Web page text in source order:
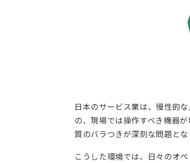
日本のサービス業は、慢性的
の、現場では操作すべき機器
質のバラつきが深刻な問題とな
こうした環境では、日々のオ